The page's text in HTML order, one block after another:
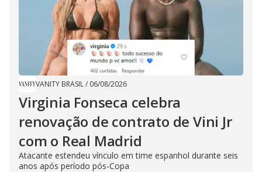
VANITY BRASIL/ 06/08/2026
Virginia Fonseca celebra
renovação de contrato de Vini Jr
com o Real Madrid
Atacante estendeu vínculo em time espanhol durante seis
anos após período pós-Copa